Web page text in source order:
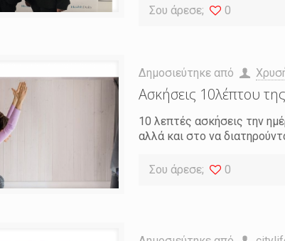
Σου άρεσε; 0
Δημοσιεύτηκε από
Ασκήσεις 10λέπτου
10 λεπτές ασκήσεις την
αλλά και στο να
Σου άρεσε; 0